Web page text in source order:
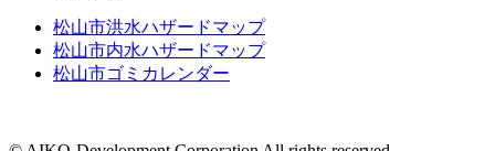
松山市洪水ハザードマップ
松山市内水ハザードマップ
松山市ゴミカレンダー